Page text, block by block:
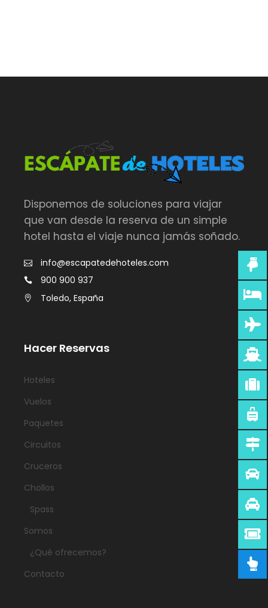
Disponemos de soluciones para viajar
que van desde la reserva de un simple
hotel hasta el viaje nunca jamás soñado.
info@escapatedehoteles.com
900 900 937
Toledo, España
Hacer Reservas
Hoteles
Vuelos
Paquetes
Circuitos
Cruceros
Chollos
Spass
Somos
¿Qué ofrecemos?
Contacto